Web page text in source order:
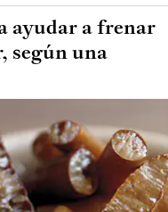
ayudar a frenar
según una